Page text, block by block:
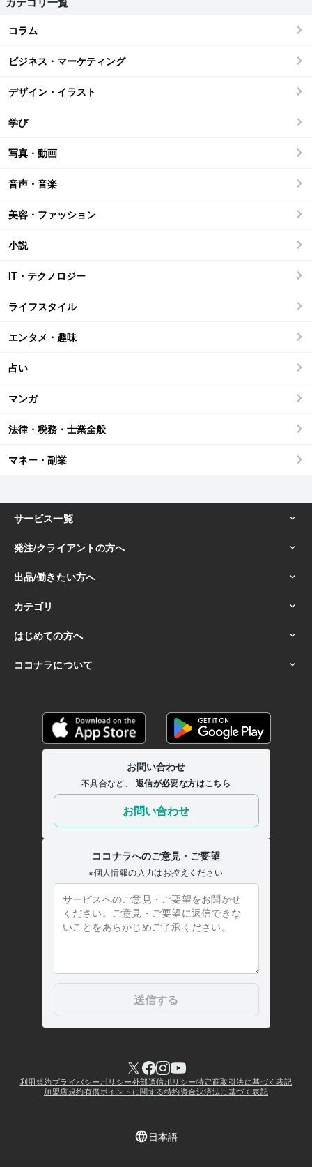
コラム
ビジネス・マーケティング
デザイン・イラスト
学び
写真・動画
音声・音楽
美容・ファッション
小説
IT・テクノロジー
ライフスタイル
エンタメ・趣味
占い
マンガ
法律・税務・士業全般
マネー・副業